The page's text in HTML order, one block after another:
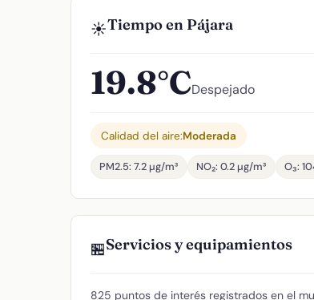
☀️Tiempo en Pájara
19.8°CDespejado
Calidad del aire:Moderada
PM2.5: 7.2 µg/m³ NO₂: 0.2 µg/m³ O₃:
🏪Servicios y equipamientos
825 puntos de interés registrados en el